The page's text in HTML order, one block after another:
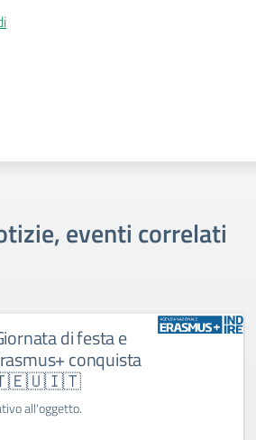
eventi correlati
di festa e
conquista
all'oggetto.